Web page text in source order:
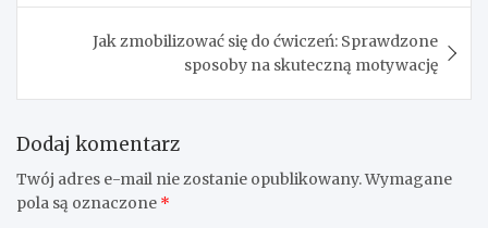
Jak zmobilizować się do ćwiczeń: Sprawdzone
sposoby na skuteczną motywację
Dodaj komentarz
Twój adres e-mail nie zostanie opublikowany.Wymagane
pola są oznaczone *